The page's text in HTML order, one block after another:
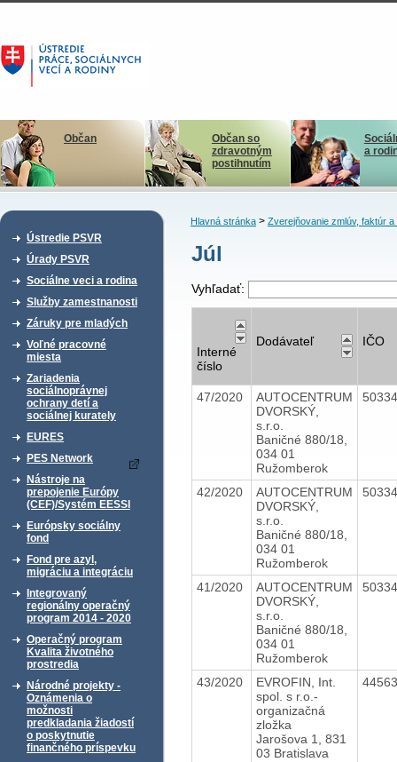
Občan
Občan so
zdravotným
postihnutím
a
Ústredie PSVR
Úrady PSVR
Sociálne veci a rodina
Služby zamestnanosti
Záruky pre mladých
Voľné pracovné
miesta
Zariadenia
sociálnoprávnej
ochrany detí a
sociálnej kurately
EURES
PES Network
Nástroje na
prepojenie Európy
(CEF)/Systém EESSI
Európsky sociálny
fond
Fond pre azyl,
migráciu a integráciu
Integrovaný
regionálny operačný
program 2014 - 2020
Operačný program
Kvalita životného
prostredia
Národné projekty -
Oznámenia o
možnosti
predkladania žiadostí
o poskytnutie
finančného príspevku
Hlavná stránka> Zverejňovanie zmlúv, faktúr a
Júl
Vyhľadať:
Interné
číslo
Dodávateľ IČO
47/2020
AUTOCENTRUM
DVORSKÝ,
s.r.o.
Baničné 880/18,
034 01
Ružomberok
42/2020
AUTOCENTRUM
DVORSKÝ,
s.r.o.
Baničné 880/18,
034 01
Ružomberok
41/2020
AUTOCENTRUM
DVORSKÝ,
s.r.o.
Baničné 880/18,
034 01
Ružomberok
43/2020
EVROFIN, Int.
spol. s r.o.-
organizačná
zložka
Jarošova 1, 831
03 Bratislava